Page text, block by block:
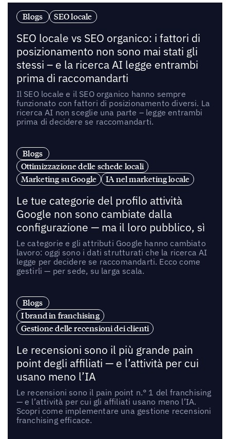
Blogs SEO locale
SEO locale vs SEO organico: i fattori di
posizionamento non sono mai stati gli
stessi – e la ricerca AI legge entrambi
prima di raccomandarti
Il SEO locale e il SEO organico hanno sempre
funzionato con fattori di posizionamento diversi. La
ricerca AI non sceglie una parte – legge entrambi
prima di decidere se raccomandarti.
Blogs
Ottimizzazione delle schede locali
Marketing su Google
IA nel marketing locale
Le tue categorie del profilo attività
Google non sono cambiate dalla
configurazione — ma il loro pubblico, sì
Le categorie e gli attributi Google hanno cambiato
lavoro: oggi sono i dati strutturati che la ricerca AI
legge per decidere se raccomandarti. Ecco come
gestirli — per sede, su larga scala.
Blogs
I brand in franchising
Gestione delle recensioni dei clienti
Le recensioni sono il più grande pain
point degli affiliati — e l’attività per cui
usano meno l’IA
Le recensioni sono il pain point n.° 1 del franchising
— e l’attività per cui gli affiliati usano meno l’IA.
Scopri come implementare una gestione recensioni
franchising efficace.